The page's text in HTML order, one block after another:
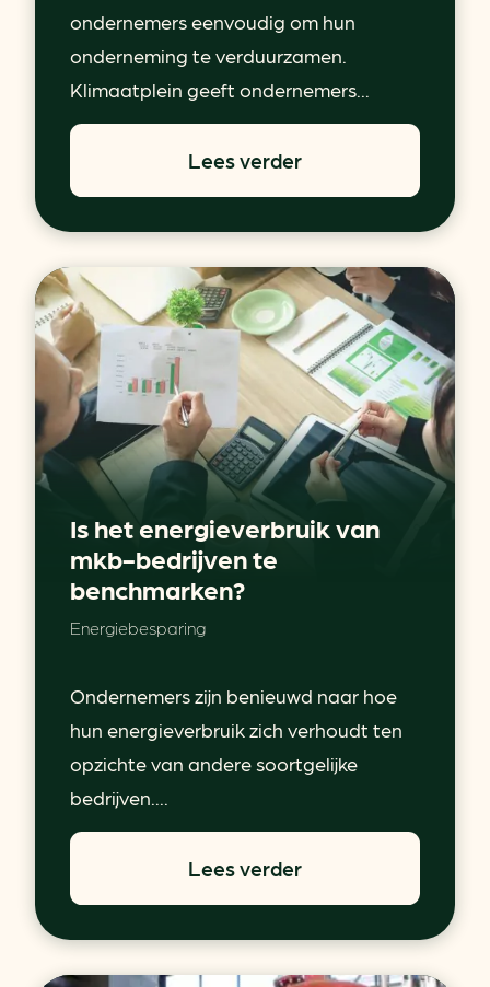
ondernemers eenvoudig om hun
onderneming te verduurzamen.
Klimaatplein geeft ondernemers...
Lees verder
Is het energieverbruik van
mkb-bedrijven te
benchmarken?
Energiebesparing
Ondernemers zijn benieuwd naar hoe
hun energieverbruik zich verhoudt ten
opzichte van andere soortgelijke
bedrijven....
Lees verder